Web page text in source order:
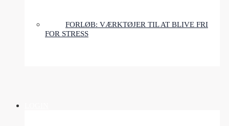
FORLØB: VÆRKTØJER TIL AT BLIVE FRI
FOR STRESS